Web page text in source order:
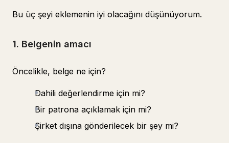
Bu üç şeyi eklemenin iyi olacağını düşünüyorum.
1. Belgenin amacı
Öncelikle, belge ne için?
Dahili değerlendirme için mi?
Bir patrona açıklamak için mi?
Şirket dışına gönderilecek bir şey mi?